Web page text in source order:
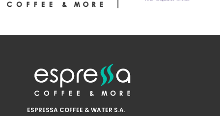
ESPRESSA COFFEE & WATER S.A.